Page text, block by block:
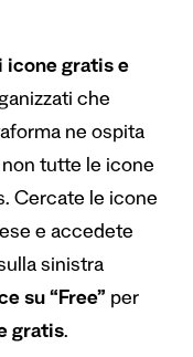
icone gratis e
che
ne ospita
tutte le icone
Cercate le icone
e accedete
sinistra
su “Free” per
gratis.